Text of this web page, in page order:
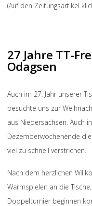
(Auf den Zeitungsartikel
27 Jahre TT-
Odagsen
Auch im 27. Jahr unserer
besuchte uns zur
aus Niedersachsen. Auch
Dezemberwochenende
viel zu schnell verstrichen.
Nach dem herzlichen
Warmspielen an die
Doppelturnier beginnen